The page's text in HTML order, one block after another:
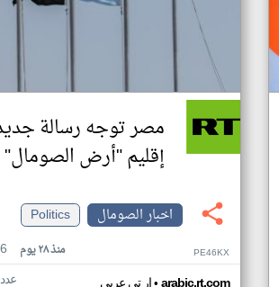
مصر توجه رسالة
إقليم "أرض الصومال"
اخبار الصومال
Politics
منذ ٢٨ يوم PE46KX
ار تي عربي arabic.rt.com عدد